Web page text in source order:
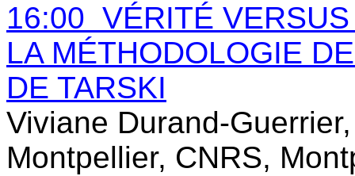
16:00 VÉRITÉ
LA MÉTHODOLOGIE
DE TARSKI
Viviane Durand-
Montpellier, CNRS,